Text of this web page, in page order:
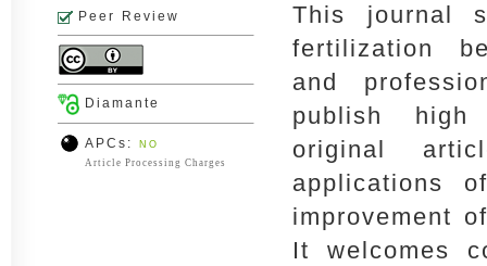
Peer Review
Diamante
APCs:NO
Article Processing Charges
This journal
fertilization
and
publish high
original
applications
improvement
It welcomes